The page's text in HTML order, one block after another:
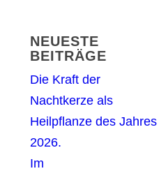
NEUESTE
BEITRÄGE
Die Kraft der
Nachtkerze als
Heilpflanze des Jahres
2026.
Im